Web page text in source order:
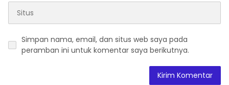
Simpan nama, email, dan situs web saya pada
peramban ini untuk komentar saya berikutnya.